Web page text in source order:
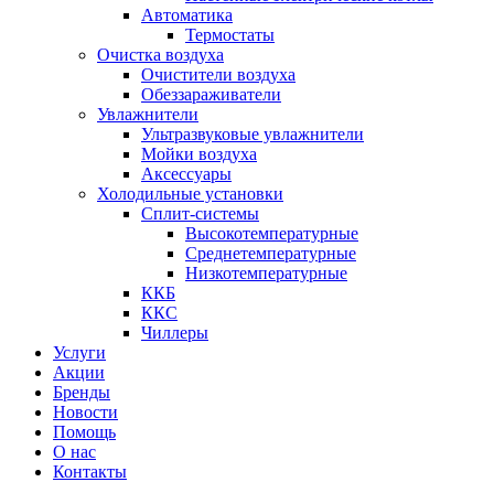
Автоматика
Термостаты
Очистка воздуха
Очистители воздуха
Обеззараживатели
Увлажнители
Ультразвуковые увлажнители
Мойки воздуха
Аксессуары
Холодильные установки
Сплит-системы
Высокотемпературные
Среднетемпературные
Низкотемпературные
ККБ
ККС
Чиллеры
Услуги
Акции
Бренды
Новости
Помощь
О нас
Контакты